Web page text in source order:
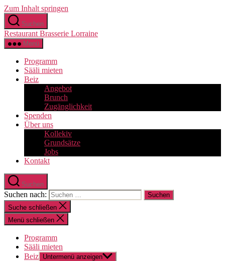
Zum Inhalt springen
Suchen
Restaurant Brasserie Lorraine
Menü
Programm
Sääli mieten
Beiz
Angebot
Brunch
Zugänglichkeit
Spenden
Über uns
Kollekiv
Grundsätze
Jobs
Kontakt
Suchen
Suchen nach:
Suche schließen
Menü schließen
Programm
Sääli mieten
Beiz Untermenü anzeigen